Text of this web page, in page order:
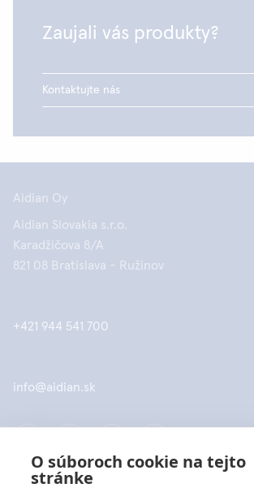
O súboroch cookie na tejto
stránke
dispozícii široké spektrum dezinfekčných
Zaujali vás produkty?
Kontaktujte nás
Aidian Oy
Aidian Slovakia s.r.o.
Karadžičova 8/A
821 08 Bratislava - Ružinov
+421 944 541 700
info@aidian.sk